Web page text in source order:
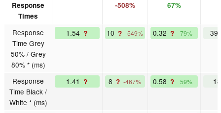
Response
Times
-508% 67%
Response
Time Grey
50% / Grey
80% * (ms)
1.54 ? 10 ? -549% 0.32 ? 79%
Response
Time Black /
White * (ms)
1.41 ? 8 ? -467% 0.58 ? 59%